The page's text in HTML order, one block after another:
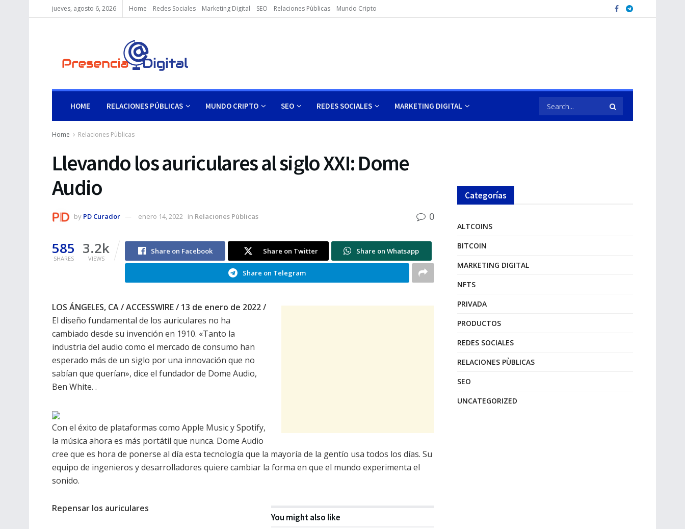
jueves, agosto 6, 2026 Home Redes Sociales Marketing Digital SEO Relaciones Pùblicas Mundo Cripto
HOME RELACIONES PÚBLICAS MUNDO CRIPTO SEO REDES SOCIALES MARKETING DIGITAL
Home Relaciones Pùblicas
Llevando los auriculares al siglo XXI: Dome
Audio
by PD Curador enero 14, 2022 in Relaciones Pùblicas 0
585
SHARES
3.2k
VIEWS
Share on Facebook Share on Twitter Share on Whatsapp
Share on Telegram
LOS ÁNGELES, CA / ACCESSWIRE / 13 de enero de 2022 /
El diseño fundamental de los auriculares no ha
cambiado desde su invención en 1910. «Tanto la
industria del audio como el mercado de consumo han
esperado más de un siglo por una innovación que no
sabían que querían», dice el fundador de Dome Audio,
Ben White. .
Con el éxito de plataformas como Apple Music y Spotify,
la música ahora es más portátil que nunca. Dome Audio
cree que es hora de ponerse al día esta tecnología que la mayoría de la gentío usa todos los días. Su
equipo de ingenieros y desarrolladores quiere cambiar la forma en que el mundo experimenta el
sonido.
You might also like
Repensar los auriculares
Categorías
ALTCOINS
BITCOIN
MARKETING DIGITAL
NFTS
PRIVADA
PRODUCTOS
REDES SOCIALES
RELACIONES PÙBLICAS
SEO
UNCATEGORIZED